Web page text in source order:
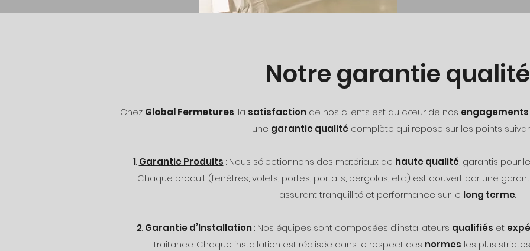
Notre garantie qualité
Chez Global Fermetures, la satisfaction de nos clients est au cœur de nos engagements
une garantie qualité complète qui repose sur les points
1. Garantie Produits : Nous sélectionnons des matériaux de haute qualité, garantis pour
Chaque produit (fenêtres, volets, portes, portails, pergolas, etc.) est couvert par une
assurant tranquillité et performance sur le long terme.
2. Garantie d’Installation: Nos équipes sont composées d’installateurs qualifiés et
traitance. Chaque installation est réalisée dans le respect des normes les plus